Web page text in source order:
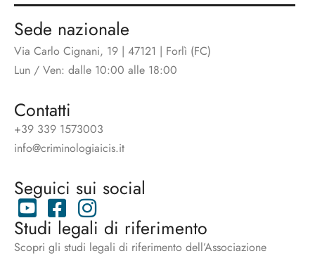
Sede nazionale
Via Carlo Cignani, 19 | 47121 | Forlì (FC)
Lun / Ven: dalle 10:00 alle 18:00
Contatti
+39 339 1573003
info@criminologiaicis.it
Seguici sui social
Studi legali di riferimento
Scopri gli studi legali di riferimento dell’Associazione